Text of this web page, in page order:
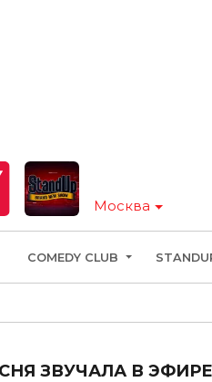
Москва
StandUp
COMEDY CLUB
ЗВУЧАЛА В